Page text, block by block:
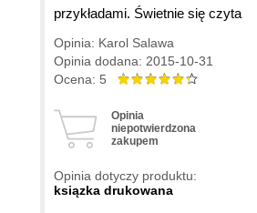
przykładami. Świetnie się czyta
Opinia: Karol Salawa
Opinia dodana: 2015-10-31
Ocena: 5
Opinia
niepotwierdzona
zakupem
Opinia dotyczy produktu:
ksiązka drukowana